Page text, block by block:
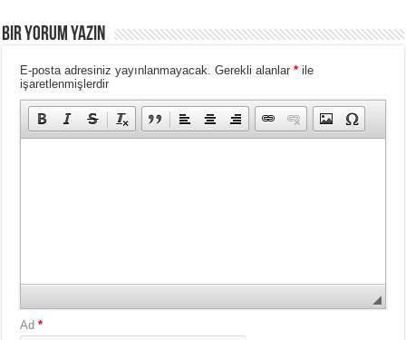
BIR YORUM YAZIN
E-posta adresiniz yayınlanmayacak. Gerekli alanlar* ile
işaretlenmişlerdir
Ad*